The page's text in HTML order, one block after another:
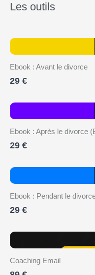
Les outils
Ebook : Avant le divorce
29 €
Ebook : Après le divorce
29 €
Ebook : Pendant le
29 €
Coaching Email